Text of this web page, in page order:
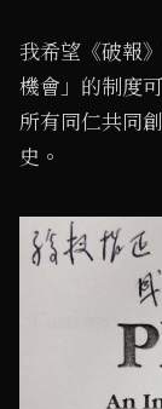
我希望《破報
機會」的制度
所有同仁共同
史。